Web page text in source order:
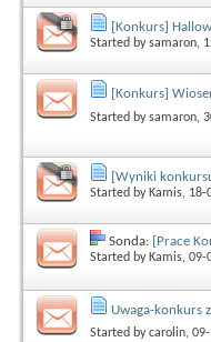
[Konkurs]
Started bysamaron,
[Konkurs]
Started bysamaron,
[Wyniki
Started by Kamis, 18-
Sonda: [Prace
Started by Kamis, 09-
Uwaga-konkurs
Started bycarolin,